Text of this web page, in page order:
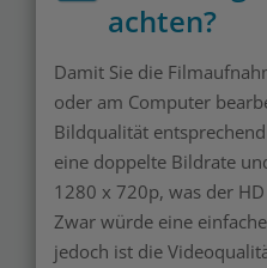
achten?
Damit Sie die
oder am Computer
Bildqualität
eine doppelte Bildrate
1280 x 720p, was der
Zwar würde eine
jedoch ist die